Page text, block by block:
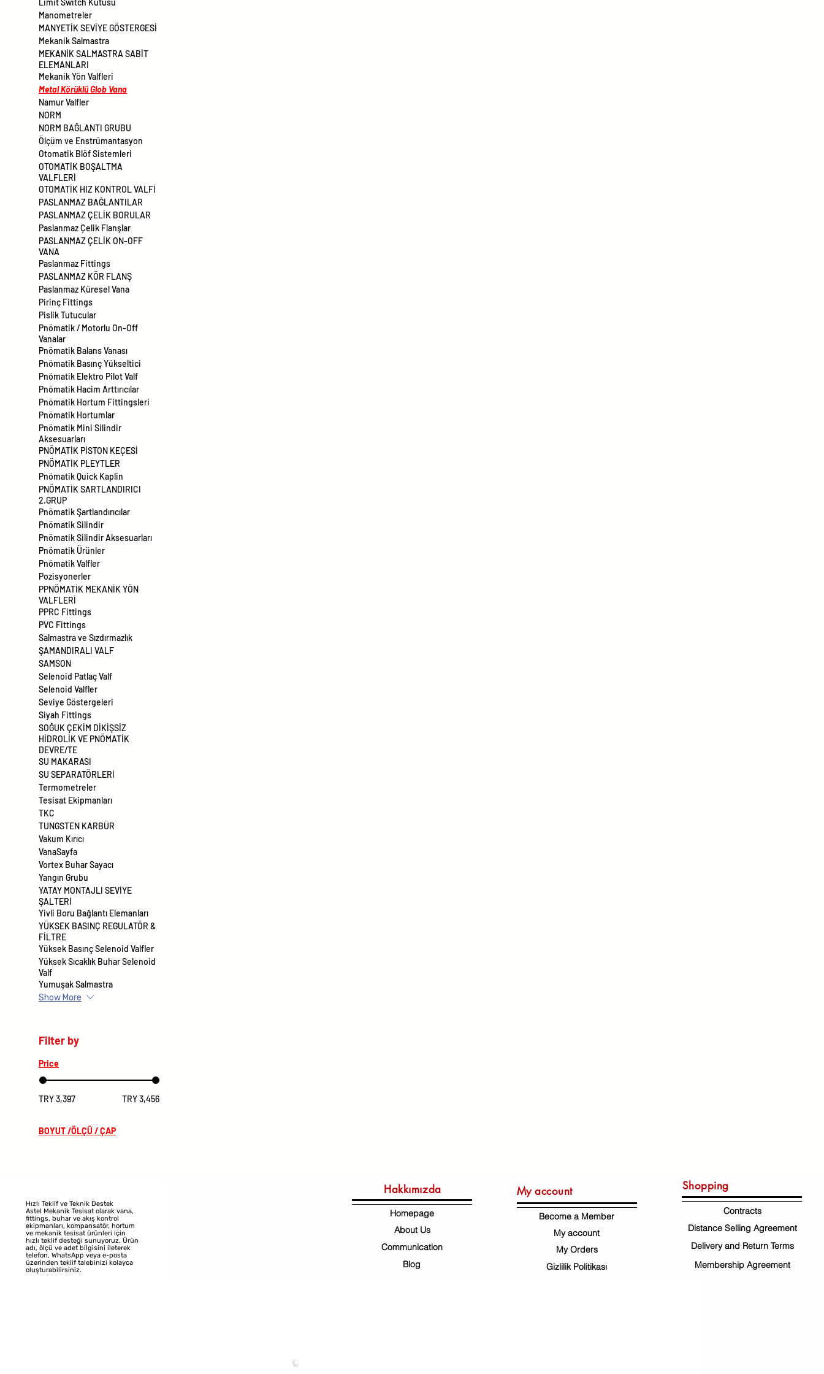
Limit Switch Kutusu
Manometreler
MANYETİK SEVİYE GÖSTERGESİ
Mekanik Salmastra
MEKANİK SALMASTRA SABİT
ELEMANLARI
Mekanik Yön Valfleri
Metal Körüklü Glob Vana
Namur Valfler
NORM
NORM BAĞLANTI GRUBU
Ölçüm ve Enstrümantasyon
Otomatik Blöf Sistemleri
OTOMATİK BOŞALTMA
VALFLERİ
OTOMATİK HIZ KONTROL VALFİ
PASLANMAZ BAĞLANTILAR
PASLANMAZ ÇELİK BORULAR
Paslanmaz Çelik Flanşlar
PASLANMAZ ÇELİK ON-OFF
VANA
Paslanmaz Fittings
PASLANMAZ KÖR FLANŞ
Paslanmaz Küresel Vana
Pirinç Fittings
Pislik Tutucular
Pnömatik / Motorlu On-Off
Vanalar
Pnömatik Balans Vanası
Pnömatik Basınç Yükseltici
Pnömatik Elektro Pilot Valf
Pnömatik Hacim Arttırıcılar
Pnömatik Hortum Fittingsleri
Pnömatik Hortumlar
Pnömatik Mini Silindir
Aksesuarları
PNÖMATİK PİSTON KEÇESİ
PNÖMATİK PLEYTLER
Pnömatik Quick Kaplin
PNÖMATİK SARTLANDIRICI
2.GRUP
Pnömatik Şartlandırıcılar
Pnömatik Silindir
Pnömatik Silindir Aksesuarları
Pnömatik Ürünler
Pnömatik Valfler
Pozisyonerler
PPNÖMATİK MEKANİK YÖN
VALFLERİ
PPRC Fittings
PVC Fittings
Salmastra ve Sızdırmazlık
ŞAMANDIRALI VALF
SAMSON
Selenoid Patlaç Valf
Selenoid Valfler
Seviye Göstergeleri
Siyah Fittings
SOĞUK ÇEKİM DİKİŞSİZ
HİDROLİK VE PNÖMATİK
DEVRE/TE
SU MAKARASI
SU SEPARATÖRLERİ
Termometreler
Tesisat Ekipmanları
TKC
TUNGSTEN KARBÜR
Vakum Kırıcı
VanaSayfa
Vortex Buhar Sayacı
Yangın Grubu
YATAY MONTAJLI SEVİYE
ŞALTERİ
Yivli Boru Bağlantı Elemanları
YÜKSEK BASINÇ REGULATÖR &
FİLTRE
Yüksek Basınç Selenoid Valfler
Yüksek Sıcaklık Buhar Selenoid
Valf
Yumuşak Salmastra
Show More
Filter by
Price
TRY 3,397 TRY 3,456
BOYUT /ÖLÇÜ / ÇAP
DN 40
DN 50
DN 65
DN 80
DN100
Hızlı Teklif ve Teknik Destek
Astel Mekanik Tesisat olarak vana,
fittings, buhar ve akış kontrol
ekipmanları, kompansatör, hortum
ve mekanik tesisat ürünleri için
hızlı teklif desteği sunuyoruz. Ürün
adı, ölçü ve adet bilgisini ileterek
telefon, WhatsApp veya e-posta
üzerinden teklif talebinizi kolayca
oluşturabilirsiniz.
Hakkımızda
Homepage
About Us
Communication
Blog
My account
Become a Member
My account
My Orders
Gizlilik Politikası
Shopping
Contracts
Distance Selling Agreement
Delivery and Return Terms
Membership Agreement